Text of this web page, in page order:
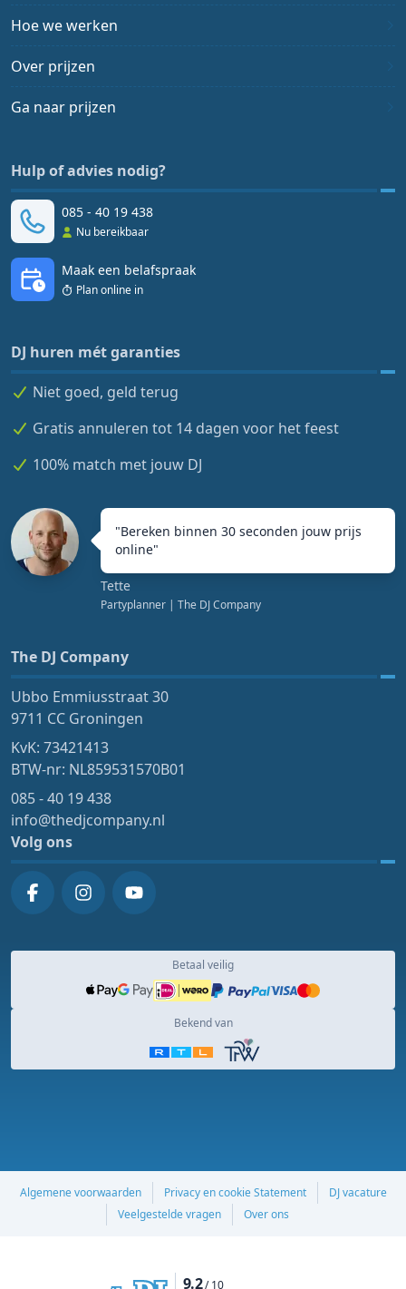
Hoe we werken
Over prijzen
Ga naar prijzen
Hulp of advies nodig?
085 - 40 19 438
Nu bereikbaar
Maak een belafspraak
Plan online in
DJ huren mét garanties
Niet goed, geld terug
Gratis annuleren tot 14 dagen voor het feest
100% match met jouw DJ
"Bereken binnen 30 seconden jouw prijs
online"
Tette
Partyplanner | The DJ Company
The DJ Company
Ubbo Emmiusstraat 30
9711 CC Groningen
KvK: 73421413
BTW-nr: NL859531570B01
085 - 40 19 438
info@thedjcompany.nl
Volg ons
Betaal veilig
Bekend van
Algemene voorwaarden Privacy en cookie Statement
DJ vacature
Veelgestelde vragen
Over ons
9.2/ 10